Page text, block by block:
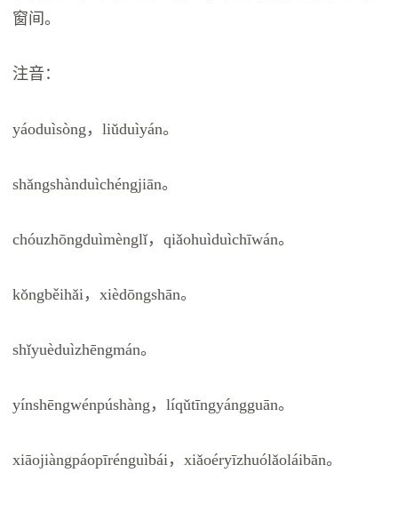
窗间。
注音：
yáoduìsòng，liǔduìyán。
shǎngshànduìchéngjiān。
chóuzhōngduìmènglǐ，qiǎohuìduìchīwán。
kǒngběihǎi，xièdōngshān。
shǐyuèduìzhēngmán。
yínshēngwénpúshàng，líqǔtīngyángguān。
xiāojiàngpáopīrénguìbái，xiǎoéryīzhuólǎoláibān。